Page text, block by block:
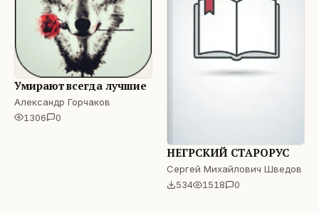
Умирают всегда лучшие
Александр Горчаков
1306
0
НЕГРСКИЙ СТАРОРУС
Сергей Михайлович Шведов
534
1518 0